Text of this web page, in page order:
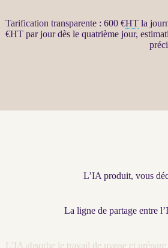
Tarification transparente : 600 €HTla
€HTpar jour dès le quatrième jour,
L’IA produit, vous
La ligne de partage entre
L’IA absorbe le travail de masse et